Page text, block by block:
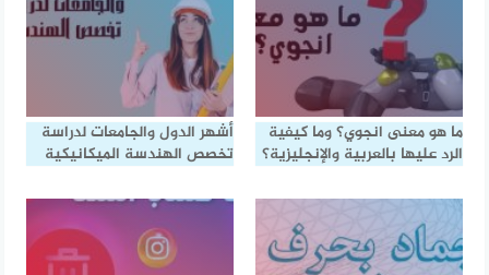
ما هو معنى انجوي؟ وما كيفية
الرد عليها بالعربية والإنجليزية؟
أشهر الدول والجامعات لدراسة
تخصص الهندسة الميكانيكية